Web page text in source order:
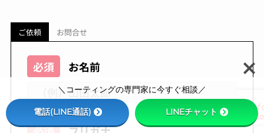
ご依頼 お問合せ
必須 お名前
＼コーティングの専門家に今すぐ相談／
電話(LINE通話) LINEチャット